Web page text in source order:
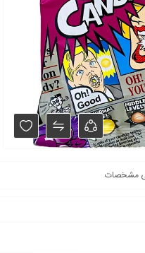
مشخصات